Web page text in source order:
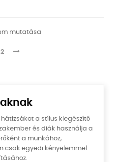
mutatása
2
a stílus kiegészítő
és diák használja a
a munkához,
csak egyedi kényelemmel